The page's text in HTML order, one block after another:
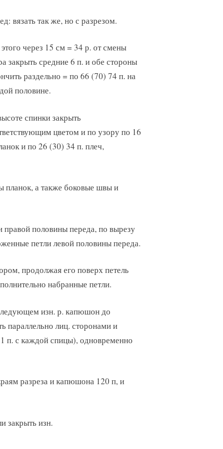
вязать так же, но с разрезом.
через 15 см = 34 р. от смены
закрыть средние 6 п. и обе стороны
раздельно = по 66 (70) 74 п. на
половине.
спинки закрыть
цветом и по узору по 16
и по 26 (30) 34 п. плеч,
а также боковые швы и
половины переда, по вырезу
петли левой половины переда.
продолжая его поверх петель
набранные петли.
изн. р. капюшон до
параллельно лиц. сторонами и
п. с каждой спицы), одновременно
разреза и капюшона 120 п, и
закрыть изн.